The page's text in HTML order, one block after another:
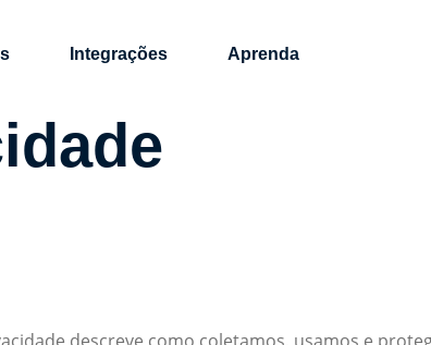
Integrações Aprenda